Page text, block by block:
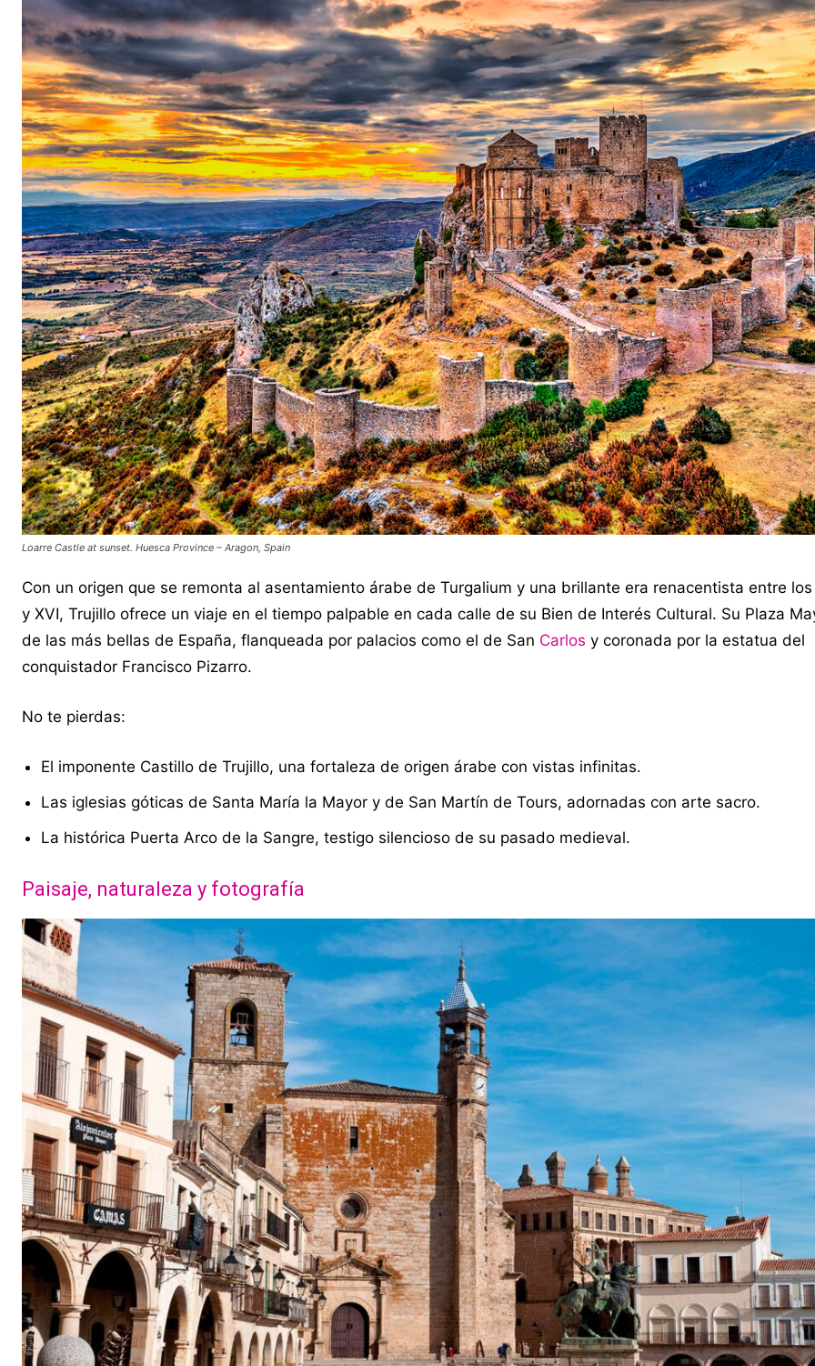
Loarre Castle at sunset. Huesca Province – Aragon, Spain
Con un origen que se remonta al asentamiento árabe de Turgalium y una brillante era renacentista entre
y XVI, Trujillo ofrece un viaje en el tiempo palpable en cada calle de su Bien de Interés Cultural. Su Plaza
de las más bellas de España, flanqueada por palacios como el de San Carlos y coronada por la estatua del
conquistador Francisco Pizarro.
No te pierdas:
El imponente Castillo de Trujillo, una fortaleza de origen árabe con vistas infinitas.
Las iglesias góticas de Santa María la Mayor y de San Martín de Tours, adornadas con arte sacro.
La histórica Puerta Arco de la Sangre, testigo silencioso de su pasado medieval.
Paisaje, naturaleza y fotografía